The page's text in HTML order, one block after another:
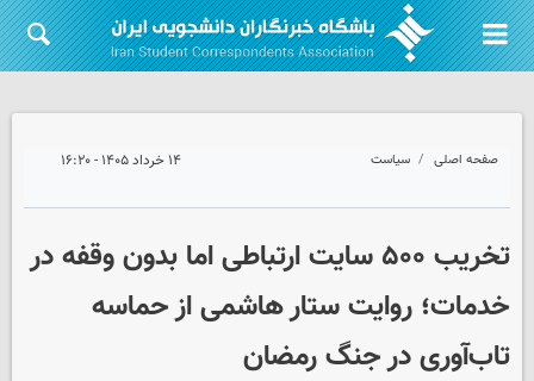
صفحه اصلی سیاست ۱۴ خرداد ۱۴۰۵ - ۱۶:۲۰
تخریب ۵۰۰ سایت ارتباطی اما بدون وقفه در
خدمات؛ روایت ستار هاشمی از حماسه
تاب‌آوری در جنگ رمضان